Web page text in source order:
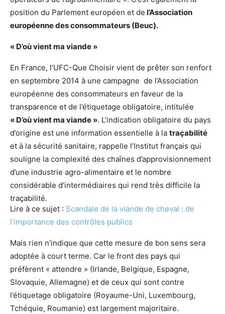
position du Parlement européen et de l’Association
européenne des consommateurs (Beuc).
« D’où vient ma viande »
En France, l’UFC-Que Choisir vient de prêter son renfort
en septembre 2014 à une campagne de l’Association
européenne des consommateurs en faveur de la
transparence et de l’étiquetage obligatoire, intitulée
« D’où vient ma viande ». L’indication obligatoire du pays
d’origine est une information essentielle à la traçabilité
et à la sécurité sanitaire, rappelle l’Institut français qui
souligne la complexité des chaînes d’approvisionnement
d’une industrie agro-alimentaire et le nombre
considérable d’intermédiaires qui rend très difficile la
traçabilité.
Lire à ce sujet : Scandale de la viande de cheval : de
l’importance des contrôles publics
Mais rien n’indique que cette mesure de bon sens sera
adoptée à court terme. Car le front des pays qui
préfèrent « attendre » (Irlande, Belgique, Espagne,
Slovaquie, Allemagne) et de ceux qui sont contre
l’étiquetage obligatoire (Royaume-Uni, Luxembourg,
Tchéquie, Roumanie) est largement majoritaire.